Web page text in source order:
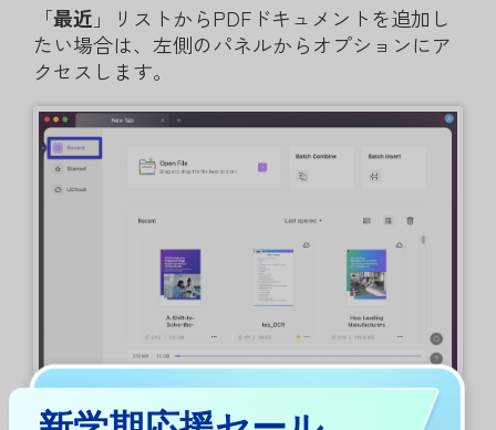
「最近 」リストからPDFドキュメントを追加し
たい場合は、左側のパネルからオプションにア
クセスします。